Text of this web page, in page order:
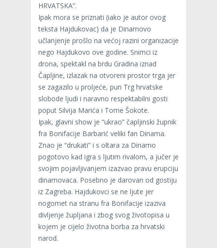
HRVATSKA”.
Ipak mora se priznati (iako je autor ovog
teksta Hajdukovac) da je Dinamovo
učlanjenje prošlo na većoj razini organizacije
nego Hajdukovo ove godine. Snimci iz
drona, spektakl na brdu Gradina iznad
Čapljine, izlazak na otvoreni prostor trga jer
se zagazilo u proljeće, pun Trg hrvatske
slobode ljudi i naravno respektabilni gosti
poput Silvija Marića i Tome Šokote.
Ipak, glavni show je “ukrao” čapljinski župnik
fra Bonifacije Barbarić veliki fan Dinama.
Znao je “drukati” i s oltara za Dinamo
pogotovo kad igra s ljutim rivalom, a jučer je
svojim pojavljivanjem izazvao pravu erupciju
dinamovaca. Posebno je darovan od gostiju
iz Zagreba. Hajdukovci se ne ljute jer
nogomet na stranu fra Bonifacije izaziva
divljenje župljana i zbog svog životopisa u
kojem je cijelo životna borba za hrvatski
narod.